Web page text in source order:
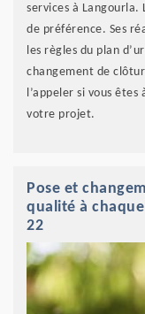
services à Langourla.
de préférence. Ses
les règles du plan
changement de
l’appeler si vous
votre projet.
Pose et
qualité à
22